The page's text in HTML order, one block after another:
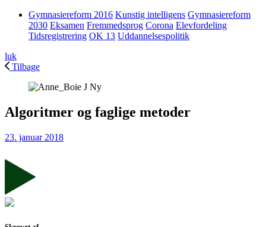
Gymnasiereform 2016 Kunstig intelligens Gymnasiereform
2030 Eksamen Fremmedsprog Corona Elevfordeling
Tidsregistrering OK 13 Uddannelsespolitik
luk
Tilbage
Algoritmer og faglige metoder
23. januar 2018